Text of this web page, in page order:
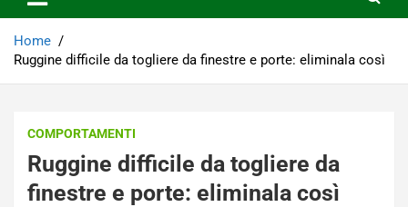
Home
Ruggine difficile da togliere da finestre e porte: eliminala così
COMPORTAMENTI
Ruggine difficile da togliere da
finestre e porte: eliminala così